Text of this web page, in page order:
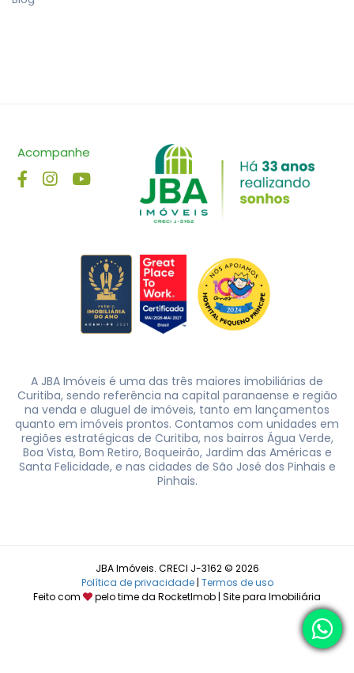
Acompanhe
A JBA Imóveis é uma das três maiores imobiliárias de
Curitiba, sendo referência na capital paranaense e região
na venda e aluguel de imóveis, tanto em lançamentos
quanto em imóveis prontos. Contamos com unidades em
regiões estratégicas de Curitiba, nos bairros Água Verde,
Boa Vista, Bom Retiro, Boqueirão, Jardim das Américas e
Santa Felicidade, e nas cidades de São José dos Pinhais e
Pinhais.
JBA Imóveis. CRECI J-3162 © 2026
Política de privacidade| Termos de uso
Feito com
pelo time da RocketImob | Site para Imobiliária